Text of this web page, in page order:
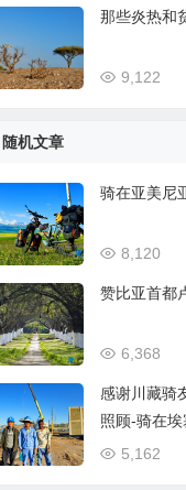
那些炎热和
9,122
随机文章
骑在亚美尼
8,120
赞比亚首都
6,368
感谢川藏骑
照顾-骑在埃
5,162